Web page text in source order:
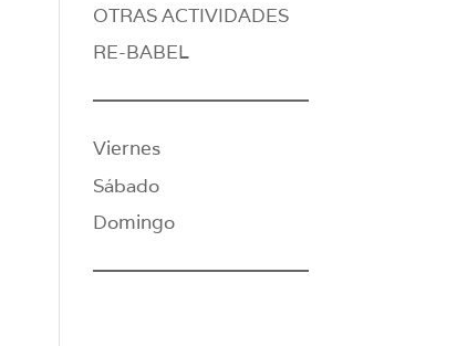
OTRAS ACTIVIDADES
RE-BABEL
Viernes
Sábado
Domingo